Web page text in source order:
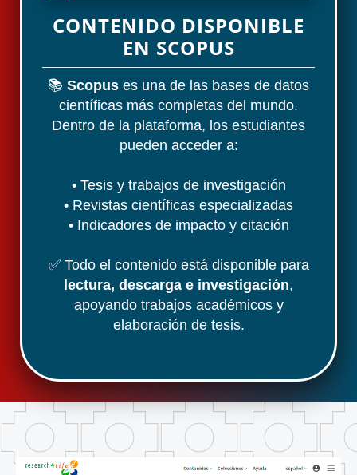
CONTENIDO DISPONIBLE
EN SCOPUS
📚 Scopus es una de las bases de datos
científicas más completas del mundo.
Dentro de la plataforma, los estudiantes
pueden acceder a:
• Tesis y trabajos de investigación
• Revistas científicas especializadas
• Indicadores de impacto y citación
✅ Todo el contenido está disponible para
lectura, descarga e investigación,
apoyando trabajos académicos y
elaboración de tesis.